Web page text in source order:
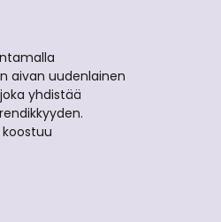
aivan uudenlainen
yhdistää